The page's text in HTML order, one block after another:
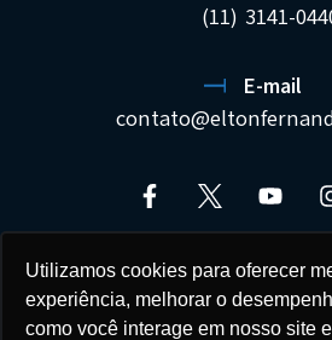
Utilizamos cookies para oferecer
experiência, melhorar o
como você interage em nosso site e
(11) 3141-
E-mail
ELTON FERNANDES